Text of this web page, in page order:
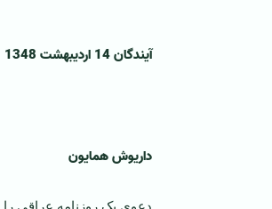
آيندگان 14 ارديبهشت 1348
داريوش همايون
دعوی يک روزنامه عراقی را